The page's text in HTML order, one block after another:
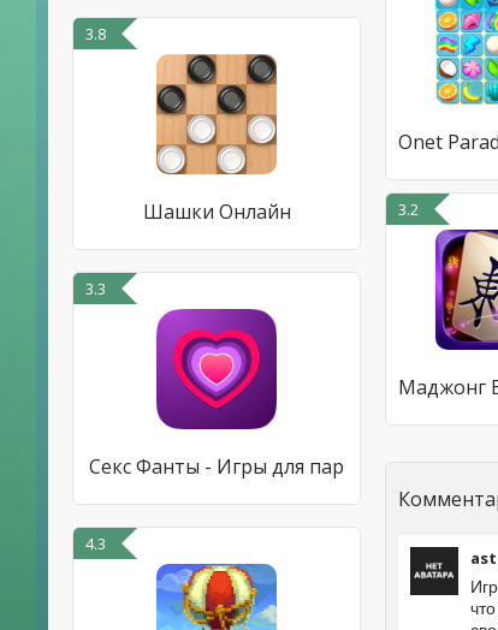
3.8
Шашки Онлайн
3.3
Секс Фанты - Игры для пар
4.3
3.2